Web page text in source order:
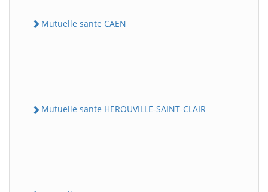
Mutuelle sante CAEN
Mutuelle sante HEROUVILLE-SAINT-CLAIR